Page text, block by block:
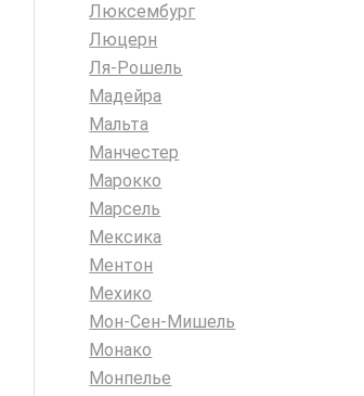
Люксембург
Люцерн
Ля-Рошель
Мадейра
Мальта
Манчестер
Марокко
Марсель
Мексика
Ментон
Мехико
Мон-Сен-Мишель
Монако
Монпелье